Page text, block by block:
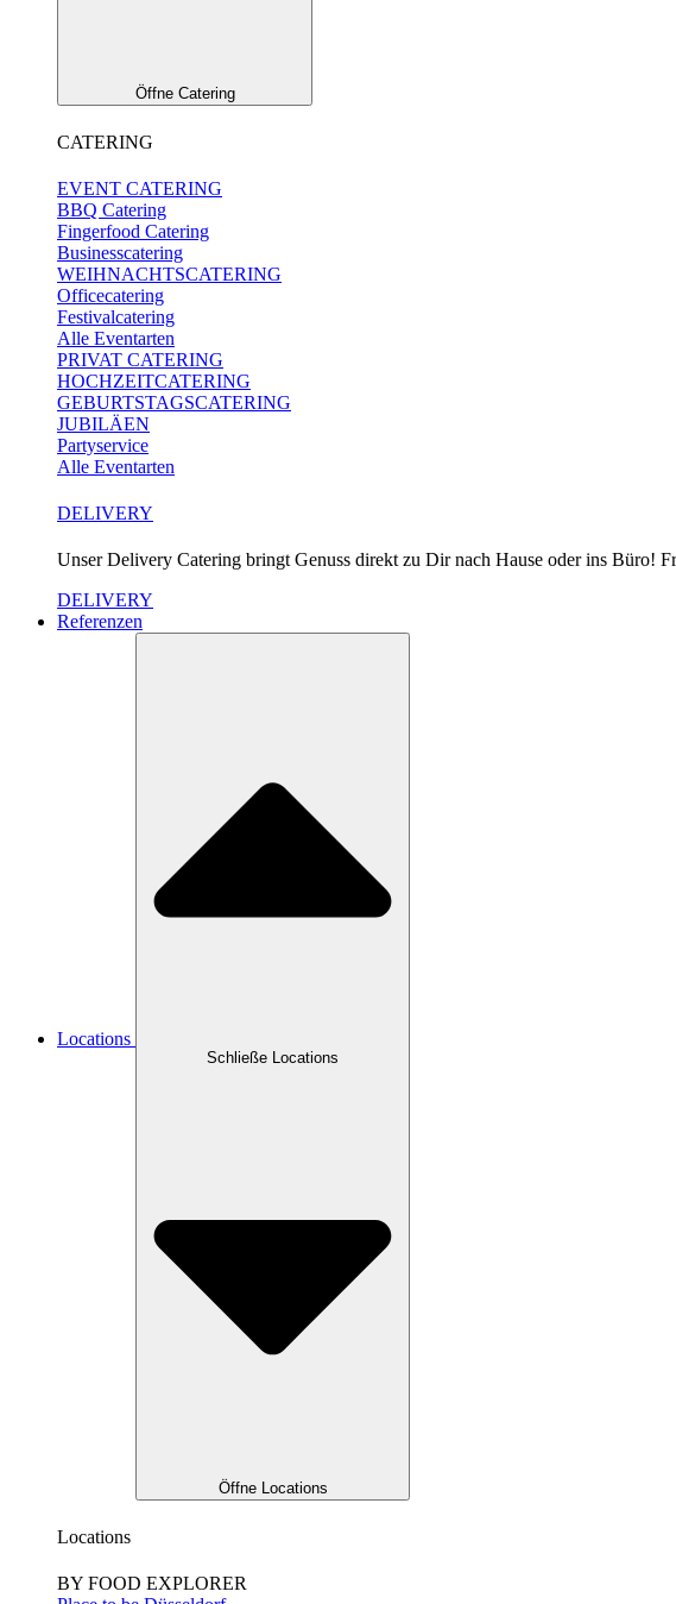
Öffne Catering
CATERING
EVENT CATERING
BBQ Catering
Fingerfood Catering
Businesscatering
WEIHNACHTSCATERING
Officecatering
Festivalcatering
Alle Eventarten
PRIVAT CATERING
HOCHZEITCATERING
GEBURTSTAGSCATERING
JUBILÄEN
Partyservice
Alle Eventarten
DELIVERY
Unser Delivery Catering bringt Genuss direkt zu Dir nach Hause oder ins Büro!
DELIVERY
Referenzen
Locations
Schließe Locations
Öffne Locations
Locations
BY FOOD EXPLORER